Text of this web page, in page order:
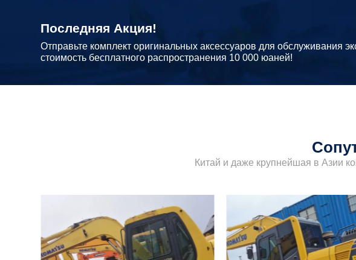
Последняя Акция!
Отправьте комплект оригинальных аксессуаров для обслуживания
стоимость бесплатного распространения 10 000 юаней!
Китай и даже крупнейшая в Азии